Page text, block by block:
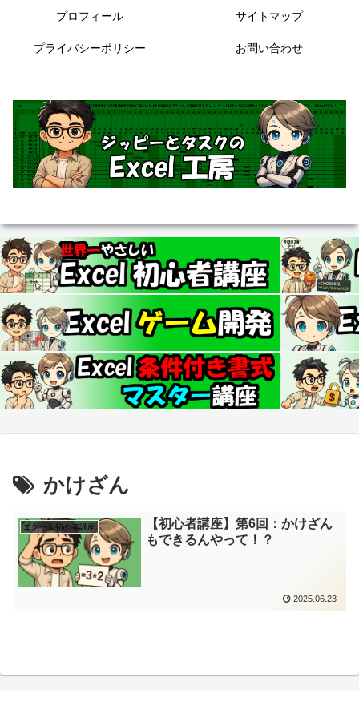
プロフィール サイトマップ
プライバシーポリシー お問い合わせ
かけざん
エクセル初心者講座
【初心者講座】第6回：かけざん
もできるんやって！？
2025.06.23